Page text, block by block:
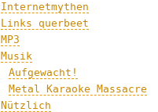
Internetmythen
Links querbeet
MP3
Musik
Aufgewacht!
Metal Karaoke Massacre
Nützlich